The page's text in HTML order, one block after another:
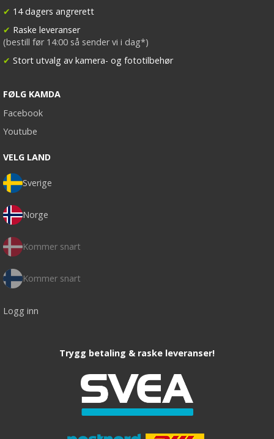
✔ 14 dagers angrerett
✔ Raske leveranser
(bestill før 14:00 så sender vi i dag*)
✔ Stort utvalg av kamera- og fototilbehør
FØLG KAMDA
Facebook
Youtube
VELG LAND
Sverige
Norge
Kommer snart
Kommer snart
Logg inn
Trygg betaling & raske leveranser!